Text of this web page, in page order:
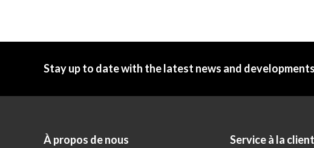
Stay up to date with the latest news and developments
À propos de nous Service à la